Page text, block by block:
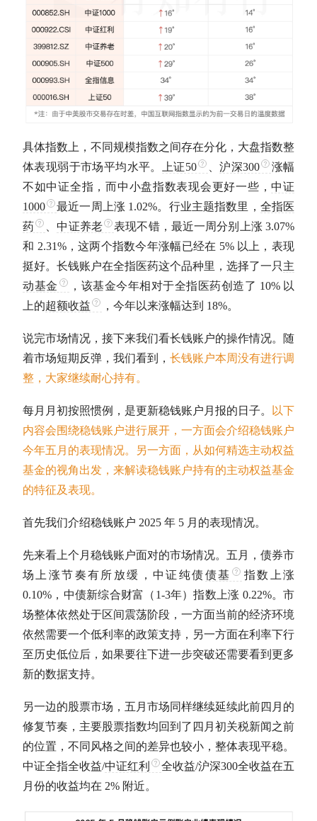
具体指数上，不同规模指数之间存在分化，大盘指数整
体表现弱于市场平均水平。
上证50 、沪深300
涨幅
不如中证全指，而中小盘指数表现会更好一些，中证
1000
最近一周上涨 1.02%。行业主题指数里， 全指医
药
、中证养老
表现不错，最近一周分别上涨 3.07%
和 2.31%，这两个指数今年涨幅已经在 5% 以上，表现
挺好。长钱账户在全指医药这个品种里，选择了一只 主
动基金
，该基金今年相对于全指医药创造了 10% 以
上的超额收益 ，今年以来涨幅达到 18%。
说完市场情况，接下来我们看长钱账户的操作情况。随
着市场短期反弹，我们看到， 长钱账户本周没有进行调
整，大家继续耐心持有。
每月月初按照惯例，是更新稳钱账户月报的日子。
以下
内容会围绕稳钱账户进行展开，一方面会介绍稳钱账户
今年五月的表现情况。另一方面，从如何精选主动权益
基金的视角出发，来解读稳钱账户持有的主动权益基金
的特征及表现。
首先我们介绍稳钱账户 2025 年 5 月的表现情况。
先来看上个月稳钱账户面对的市场情况。五月，债券市
场上涨节奏有所放缓，中证纯债债基
指数上涨
0.10%，中债新综合财富（1-3年）指数上涨 0.22%。市
场整体依然处于区间震荡阶段，一方面当前的经济环境
依然需要一个低利率的政策支持，另一方面在利率下行
至历史低位后，如果要往下进一步突破还需要看到更多
新的数据支持。
另一边的股票市场，五月市场同样继续延续此前四月的
修复节奏，主要股票指数均回到了四月初关税新闻之前
的位置，不同风格之间的差异也较小，整体表现平稳。
中证全指全收益/中证红利 全收益/沪深300全收益在五
月份的收益均在 2% 附近。